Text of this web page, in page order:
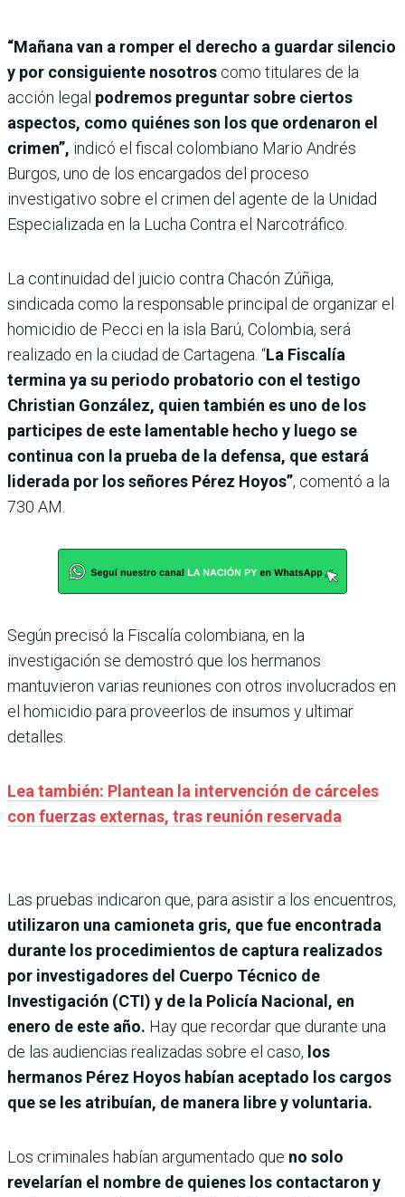
“Mañana van a romper el derecho a guardar silencio
y por consiguiente nosotros como titulares de la
acción legal podremos preguntar sobre ciertos
aspectos, como quiénes son los que ordenaron el
crimen”, indicó el fiscal colombiano Mario Andrés
Burgos, uno de los encargados del proceso
investigativo sobre el crimen del agente de la Unidad
Especializada en la Lucha Contra el Narcotráfico.
La continuidad del juicio contra Chacón Zúñiga,
sindicada como la responsable principal de organizar el
homicidio de Pecci en la isla Barú, Colombia, será
realizado en la ciudad de Cartagena. “La Fiscalía
termina ya su periodo probatorio con el testigo
Christian González, quien también es uno de los
participes de este lamentable hecho y luego se
continua con la prueba de la defensa, que estará
liderada por los señores Pérez Hoyos”, comentó a la
730 AM.
Según precisó la Fiscalía colombiana, en la
investigación se demostró que los hermanos
mantuvieron varias reuniones con otros involucrados en
el homicidio para proveerlos de insumos y ultimar
detalles.
Lea también: Plantean la intervención de cárceles
con fuerzas externas, tras reunión reservada
Las pruebas indicaron que, para asistir a los encuentros,
utilizaron una camioneta gris, que fue encontrada
durante los procedimientos de captura realizados
por investigadores del Cuerpo Técnico de
Investigación (CTI) y de la Policía Nacional, en
enero de este año. Hay que recordar que durante una
de las audiencias realizadas sobre el caso, los
hermanos Pérez Hoyos habían aceptado los cargos
que se les atribuían, de manera libre y voluntaria.
Los criminales habían argumentado que no solo
revelarían el nombre de quienes los contactaron y